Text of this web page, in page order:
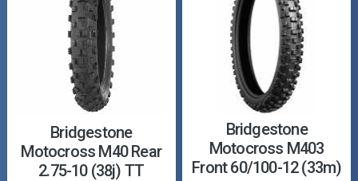
Bridgestone
Motocross M40 Rear
2.75-10 (38j) TT
Bridgestone
Motocross M403
Front 60/100-12 (33m)